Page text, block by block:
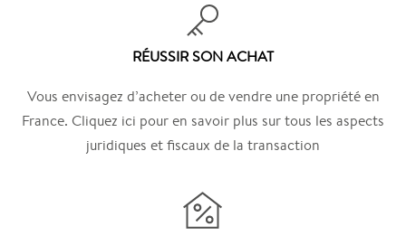
RÉUSSIR SON ACHAT
Vous envisagez d’acheter ou de vendre une propriété en
France. Cliquez ici pour en savoir plus sur tous les aspects
juridiques et fiscaux de la transaction